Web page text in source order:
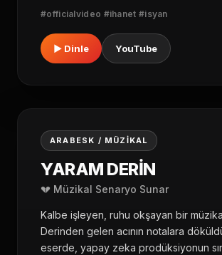
#officialvideo #ihanet #isyan
▶ Dinle YouTube
05
ARABESK / MÜZIKAL
YARAM DERİN
💔 Müzikal Senaryo Sunar
Kalbe işleyen, ruhu okşayan bir
Derinden gelen acının notalara
eserde, yapay zeka prodüksiyonun